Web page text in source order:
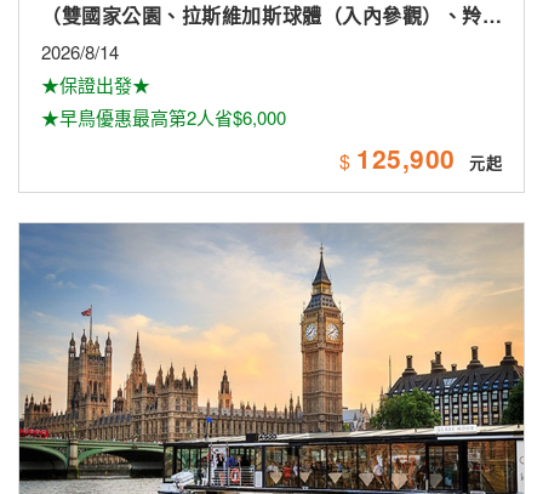
【歐洲】英格蘭、蘇格蘭、愛爾蘭全覽16天【倫敦市
區飯店2晚、唯美小鎮、景觀火車、雙酒廠、米其林、
雙大學城、下午茶
2026/8/28
★長榮航空★直飛倫敦★
$222,900